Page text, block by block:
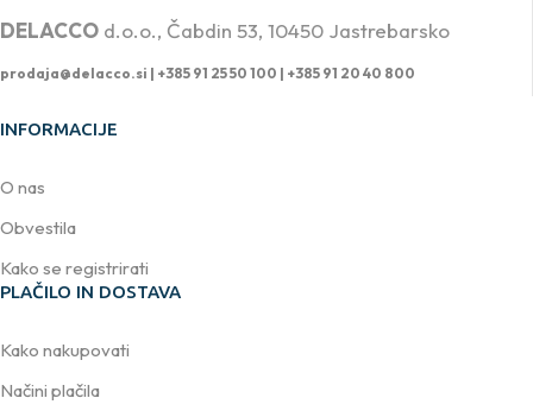
DELACCO d.o.o., Čabdin 53, 10450 Jastrebarsko
prodaja@delacco.si | +385 91 25 50 100 | +385 91 20 40 800
INFORMACIJE
O nas
Obvestila
Kako se registrirati
PLAČILO IN DOSTAVA
Kako nakupovati
Načini plačila